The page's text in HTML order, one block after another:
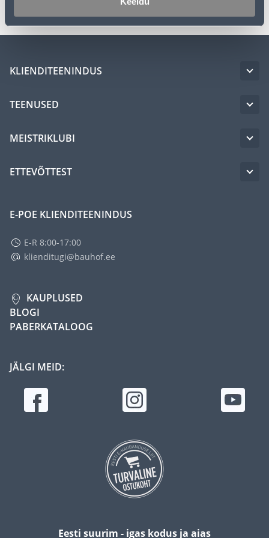
KLIENDITEENINDUS
TEENUSED
MEISTRIKLUBI
ETTEVÕTTEST
E-POE KLIENDITEENINDUS
E-R 8:00-17:00
klienditugi@bauhof.ee
KAUPLUSED
BLOGI
PABERKATALOOG
JÄLGI MEID:
Eesti suurim - igas kodus ja aias